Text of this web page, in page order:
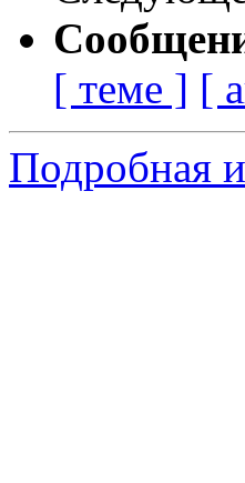
[ теме ] [
Подробная